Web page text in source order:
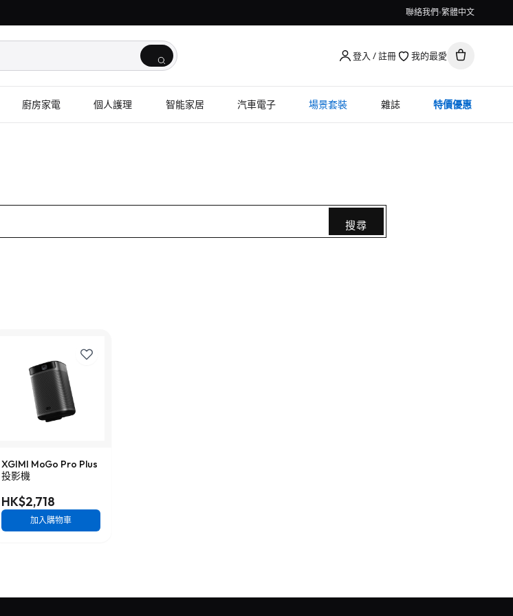
聯絡我們 繁體中文
登入 / 註冊 我的最愛
廚房家電 個人護理 智能家居 汽車電子 場景套裝 雜誌 特價優惠
搜尋
XGIMI MoGo Pro Plus
投影機
HK$2,718
加入購物車